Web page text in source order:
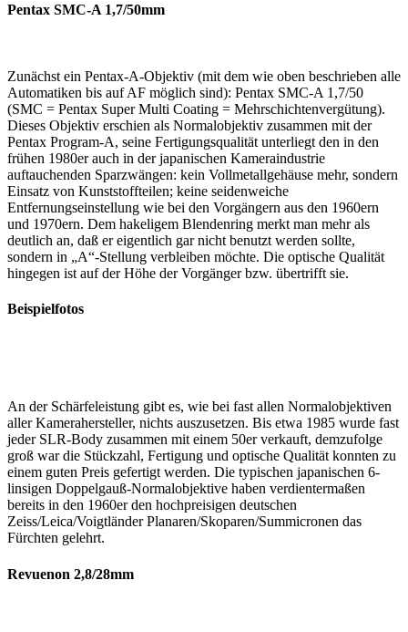
Pentax SMC-A 1,7/50mm
Zunächst ein Pentax-A-Objektiv (mit dem wie oben beschrieben alle
Automatiken bis auf AF möglich sind): Pentax SMC-A 1,7/50
(SMC = Pentax Super Multi Coating = Mehrschichtenvergütung).
Dieses Objektiv erschien als Normalobjektiv zusammen mit der
Pentax Program-A, seine Fertigungsqualität unterliegt den in den
frühen 1980er auch in der japanischen Kameraindustrie
auftauchenden Sparzwängen: kein Vollmetallgehäuse mehr, sondern
Einsatz von Kunststoffteilen; keine seidenweiche
Entfernungseinstellung wie bei den Vorgängern aus den 1960ern
und 1970ern. Dem hakeligem Blendenring merkt man mehr als
deutlich an, daß er eigentlich gar nicht benutzt werden sollte,
sondern in „A“-Stellung verbleiben möchte. Die optische Qualität
hingegen ist auf der Höhe der Vorgänger bzw. übertrifft sie.
Beispielfotos
An der Schärfeleistung gibt es, wie bei fast allen Normalobjektiven
aller Kamerahersteller, nichts auszusetzen. Bis etwa 1985 wurde fast
jeder SLR-Body zusammen mit einem 50er verkauft, demzufolge
groß war die Stückzahl, Fertigung und optische Qualität konnten zu
einem guten Preis gefertigt werden. Die typischen japanischen 6-
linsigen Doppelgauß-Normalobjektive haben verdientermaßen
bereits in den 1960er den hochpreisigen deutschen
Zeiss/Leica/Voigtländer Planaren/Skoparen/Summicronen das
Fürchten gelehrt.
Revuenon 2,8/28mm